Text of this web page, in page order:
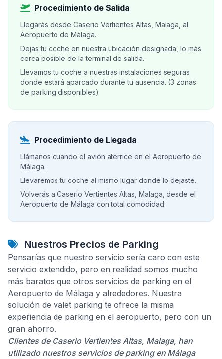
Procedimiento de Salida
Llegarás desde Caserio Vertientes Altas, Malaga, al
Aeropuerto de Málaga.
Dejas tu coche en nuestra ubicación designada, lo más
cerca posible de la terminal de salida.
Llevamos tu coche a nuestras instalaciones seguras
donde estará aparcado durante tu ausencia. (3 zonas
de parking disponibles)
Procedimiento de Llegada
Llámanos cuando el avión aterrice en el Aeropuerto de
Málaga.
Llevaremos tu coche al mismo lugar donde lo dejaste.
Volverás a Caserio Vertientes Altas, Malaga, desde el
Aeropuerto de Málaga con total comodidad.
Nuestros Precios de Parking
Pensarías que nuestro servicio sería caro con este
servicio extendido, pero en realidad somos mucho
más baratos que otros servicios de parking en el
Aeropuerto de Málaga y alrededores. Nuestra
solución de valet parking te ofrece la misma
experiencia de parking en el aeropuerto, pero con un
gran ahorro.
Clientes de Caserio Vertientes Altas, Malaga, han
utilizado nuestros servicios de parking en Málaga